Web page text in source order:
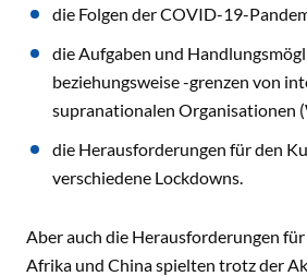
die Folgen der COVID-19-
die Aufgaben und
beziehungsweise -grenzen von
supranationalen Organisationen
die Herausforderungen für den
verschiedene Lockdowns.
Aber auch die Herausforderungen
Afrika und China spielten trotz der